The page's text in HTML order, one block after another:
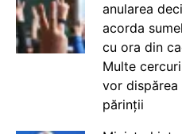
anularea
acorda
cu ora din
Multe
vor dispărea
părinții